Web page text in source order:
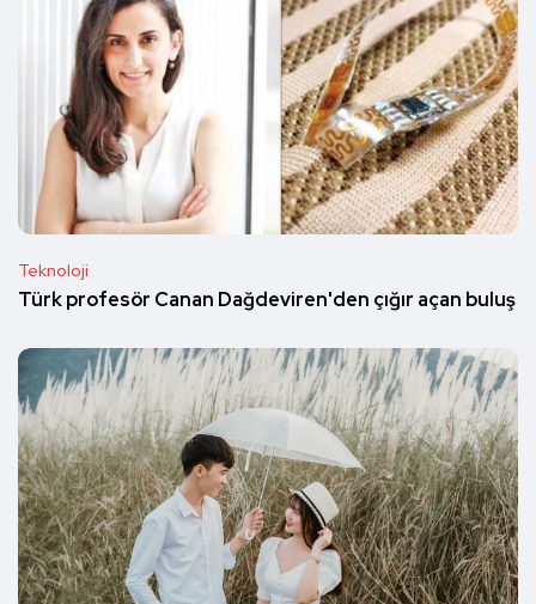
Teknoloji
Türk profesör Canan Dağdeviren'den çığır açan buluş